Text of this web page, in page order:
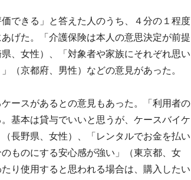
できる」と答えた人のうち、４分の１程度
げた。「介護保険は本人の意思決定が前提
、女性）、「対象者や家族にそれぞれ思い
（京都府、男性）などの意見があった。
ースがあるとの意見もあった。「利用者の
基本は貸与でいいと思うが、ケースバイケ
長野県、女性）、「レンタルでお金を払い
ものにする安心感が強い」（東京都、女
り使用すると思われる場合は、購入したい